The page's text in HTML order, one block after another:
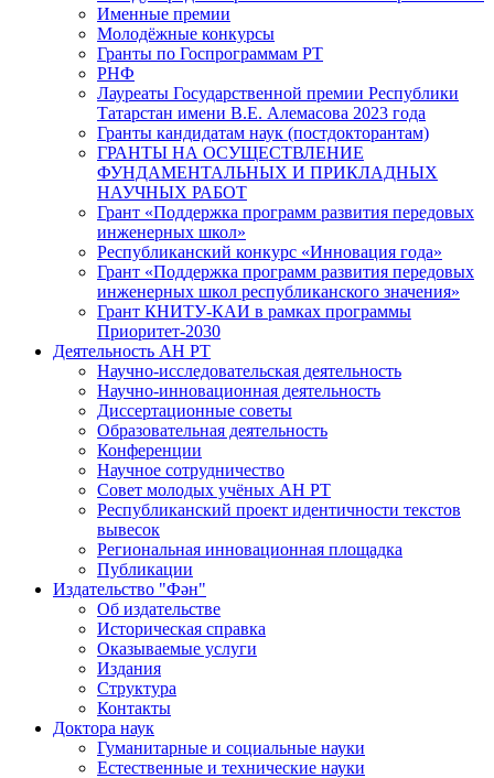
Именные премии
Молодёжные конкурсы
Гранты по Госпрограммам РТ
РНФ
Лауреаты Государственной премии Республики
Татарстан имени В.Е. Алемасова 2023 года
Гранты кандидатам наук (постдокторантам)
ГРАНТЫ НА ОСУЩЕСТВЛЕНИЕ
ФУНДАМЕНТАЛЬНЫХ И ПРИКЛАДНЫХ
НАУЧНЫХ РАБОТ
Грант «Поддержка программ развития передовых
инженерных школ»
Республиканский конкурс «Инновация года»
Грант «Поддержка программ развития передовых
инженерных школ республиканского значения»
Грант КНИТУ-КАИ в рамках программы
Приоритет-2030
Деятельность АН РТ
Научно-исследовательская деятельность
Научно-инновационная деятельность
Диссертационные советы
Образовательная деятельность
Конференции
Научное сотрудничество
Совет молодых учёных АН РТ
Республиканский проект идентичности текстов
вывесок
Региональная инновационная площадка
Публикации
Издательство "Фән"
Об издательстве
Историческая справка
Оказываемые услуги
Издания
Структура
Контакты
Доктора наук
Гуманитарные и социальные науки
Естественные и технические науки